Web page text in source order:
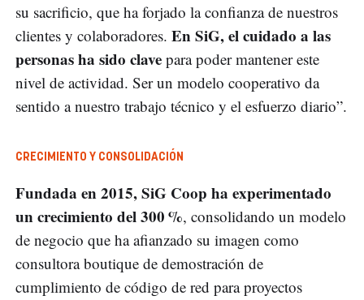
su sacrificio, que ha forjado la confianza de nuestros
clientes y colaboradores. En SiG, el cuidado a las
personas ha sido clave para poder mantener este
nivel de actividad. Ser un modelo cooperativo da
sentido a nuestro trabajo técnico y el esfuerzo diario”.
CRECIMIENTO Y CONSOLIDACIÓN
Fundada en 2015, SiG Coop ha experimentado
un crecimiento del 300 %, consolidando un modelo
de negocio que ha afianzado su imagen como
consultora boutique de demostración de
cumplimiento de código de red para proyectos